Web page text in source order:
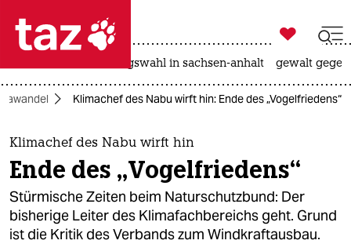
 taz zahl ich
taz zahl ich
themen
politik
öko

taz zahl ich
landtagswahl in sachsen-anhalt gewalt
Klimachef des Nabu wirft hin: Ende des „Vogelfriedens“
Klimachef des Nabu wirft hin
Ende des „Vogelfriedens“
Stürmische Zeiten beim Naturschutzbund: Der
bisherige Leiter des Klimafachbereichs geht. Grund
ist die Kritik des Verbands zum Windkraftausbau.